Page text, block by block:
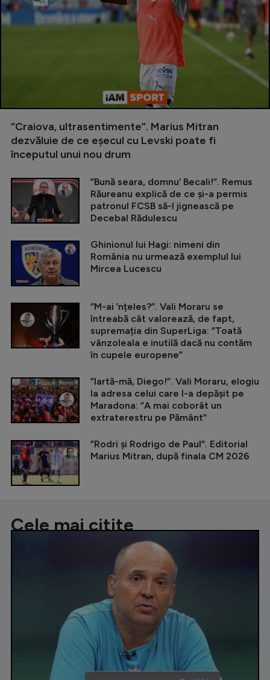
”Craiova, ultrasentimente”. Marius Mitran
dezvăluie de ce eșecul cu Levski poate fi
începutul unui nou drum
”Bună seara, domnu’ Becali!”. Remus
Răureanu explică de ce și-a permis
patronul FCSB să-l jignească pe
Decebal Rădulescu
Ghinionul lui Hagi: nimeni din
România nu urmează exemplul lui
Mircea Lucescu
”M-ai ’nțeles?”. Vali Moraru se
întreabă cât valorează, de fapt,
supremația din SuperLiga: ”Toată
vânzoleala e inutilă dacă nu contăm
în cupele europene”
”Iartă-mă, Diego!”. Vali Moraru, elogiu
la adresa celui care l-a depășit pe
Maradona: ”A mai coborât un
extraterestru pe Pământ”
”Rodri și Rodrigo de Paul”. Editorial
Marius Mitran, după finala CM 2026
Cele mai citite